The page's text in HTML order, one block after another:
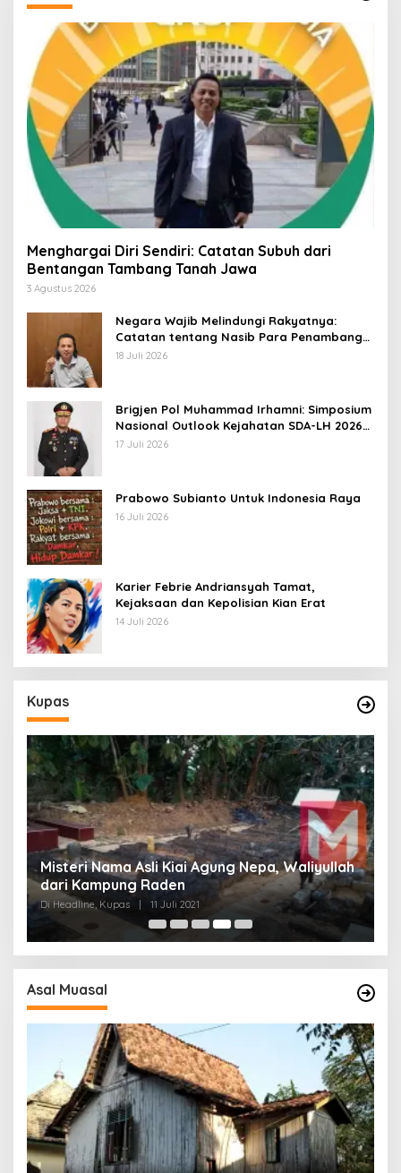
Menghargai Diri Sendiri: Catatan Subuh dari
Bentangan Tambang Tanah Jawa
3 Agustus 2026
Negara Wajib Melindungi Rakyatnya:
Catatan tentang Nasib Para Penambang
Belerang Kawah Ijen
18 Juli 2026
Brigjen Pol Muhammad Irhamni: Simposium
Nasional Outlook Kejahatan SDA-LH 2026–
2030 Beri Banyak Masukan Bagi APH
17 Juli 2026
Prabowo Subianto Untuk Indonesia Raya
16 Juli 2026
Karier Febrie Andriansyah Tamat,
Kejaksaan dan Kepolisian Kian Erat
14 Juli 2026
Kupas
Misteri Nama Asli Kiai Agung Nepa, Waliyullah
dari Kampung Raden
Di Headline, Kupas | 11 Juli 2021
Asal Muasal